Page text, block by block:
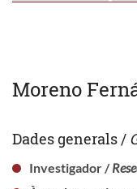
Moreno
Dades generals /
Investigador /